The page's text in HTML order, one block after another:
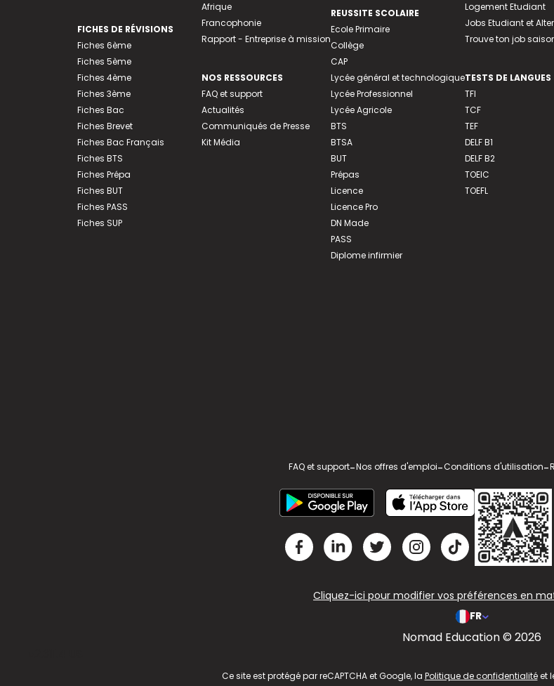
FICHES DE RÉVISIONS
Fiches 6ème
Fiches 5ème
Fiches 4ème
Fiches 3ème
Fiches Bac
Fiches Brevet
Fiches Bac Français
Fiches BTS
Fiches Prépa
Fiches BUT
Fiches PASS
Fiches SUP
Afrique
Francophonie
Rapport - Entreprise à mission
NOS RESSOURCES
FAQ et support
Actualités
Communiqués de Presse
Kit Média
REUSSITE SCOLAIRE
Ecole Primaire
Collège
CAP
Lycée général et technologique
Lycée Professionnel
Lycée Agricole
BTS
BTSA
BUT
Prépas
Licence
Licence Pro
DN Made
PASS
Diplome infirmier
Logement Etudiant
Jobs Etudiant et
Trouve ton job
TESTS DE LANGUES
TFI
TCF
TEF
DELF B1
DELF B2
TOEIC
TOEFL
FAQ et support-Nos offres d'emploi-Conditions d'utilisation-
Cliquez-ici pour modifier vos préférences en
FR
Nomad Education © 2026
Ce site est protégé par reCAPTCHA et Google, la Politique de confidentialitéet